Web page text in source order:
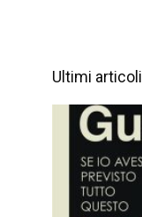
Ultimi articoli